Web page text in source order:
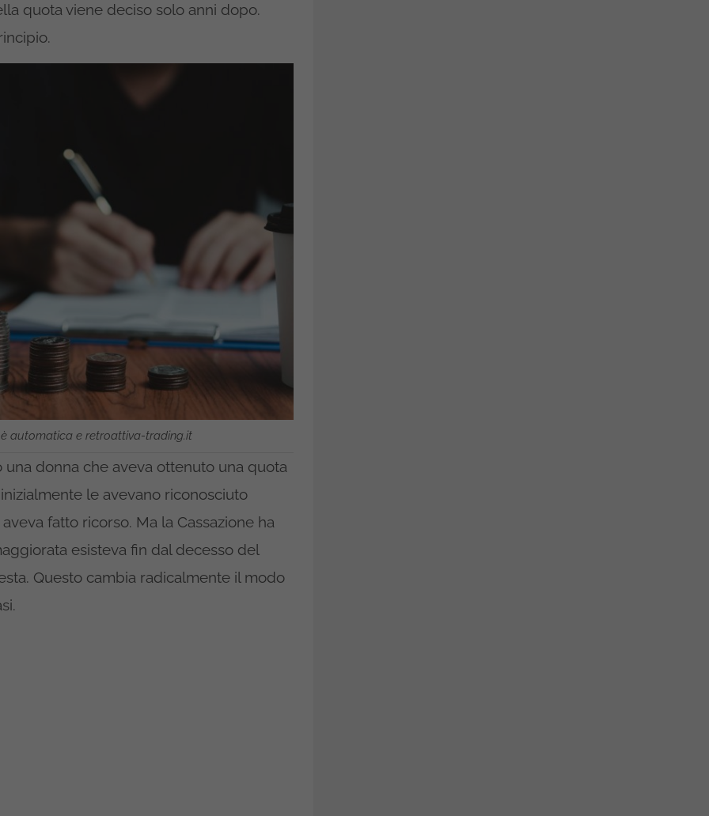
quota viene deciso solo anni dopo.
automatica e retroattiva-trading.it
donna che aveva ottenuto una quota
le avevano riconosciuto
fatto ricorso. Ma la Cassazione ha
esisteva fin dal decesso del
Questo cambia radicalmente il modo